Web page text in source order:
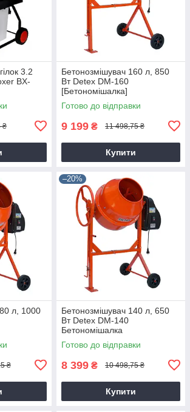
3.2
BX-
₴
Бетонозмішувач 160 л, 850
Вт Detex DM-160
[Бетономішалка]
Готово до відправки
9 199 ₴ 11 498,75 ₴
Купити
л, 1000
₴
–20%
Бетонозмішувач 140 л, 650
Вт Detex DM-140
Бетономішалка
Готово до відправки
8 399 ₴ 10 498,75 ₴
Купити